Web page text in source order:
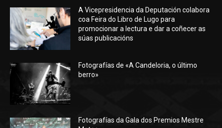
A Vicepresidencia da Deputación colabora
coa Feira do Libro de Lugo para
promocionar a lectura e dar a coñecer as
súas publicacións
Fotografías de «A Candeloria, o último
berro»
Fotografías da Gala dos Premios Mestre